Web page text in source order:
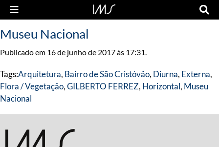
Museu Nacional
Publicado em 16 de junho de 2017 às 17:31.
Tags:Arquitetura, Bairro de São Cristóvão, Diurna, Externa,
Flora / Vegetação,GILBERTO FERREZ, Horizontal, Museu
Nacional